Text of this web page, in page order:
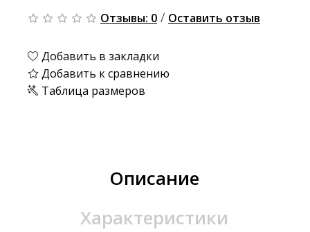
Отзывы: 0 / Оставить отзыв
Добавить в закладки
Добавить к сравнению
Таблица размеров
Описание
Характеристики